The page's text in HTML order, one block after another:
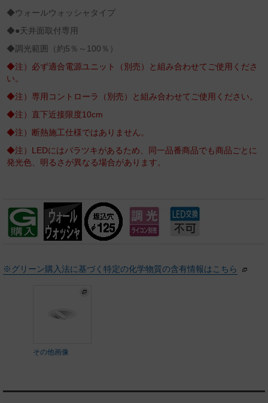
◆ウォールウォッシャタイプ
◆●天井面取付専用
◆調光範囲（約5％～100％）
◆注）必ず適合電源ユニット（別売）と組み合わせてご使用くださ
い。
◆注）専用コントローラ（別売）と組み合わせてご使用ください。
◆注）直下近接限度10cm
◆注）断熱施工仕様ではありません。
◆注）LEDにはバラツキがあるため、同一品番商品でも商品ごとに
発光色、明るさが異なる場合があります。
※グリーン購入法に基づく特定の化学物質の含有情報はこちら
その他画像